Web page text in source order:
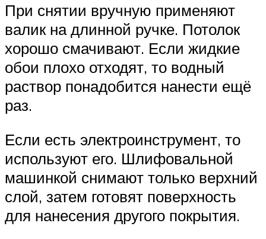
При снятии вручную применяют
валик на длинной ручке. Потолок
хорошо смачивают. Если жидкие
обои плохо отходят, то водный
раствор понадобится нанести ещё
раз.
Если есть электроинструмент, то
используют его. Шлифовальной
машинкой снимают только верхний
слой, затем готовят поверхность
для нанесения другого покрытия.